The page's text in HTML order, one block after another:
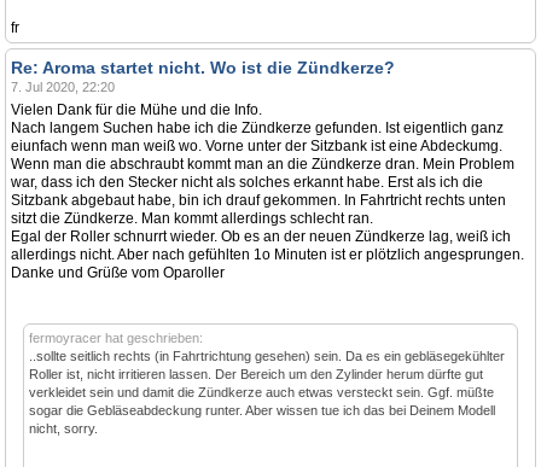
fr
Re: Aroma startet nicht. Wo ist die Zündkerze?
7. Jul 2020, 22:20
Vielen Dank für die Mühe und die Info.
Nach langem Suchen habe ich die Zündkerze gefunden. Ist eigentlich ganz
eiunfach wenn man weiß wo. Vorne unter der Sitzbank ist eine Abdeckumg.
Wenn man die abschraubt kommt man an die Zündkerze dran. Mein Problem
war, dass ich den Stecker nicht als solches erkannt habe. Erst als ich die
Sitzbank abgebaut habe, bin ich drauf gekommen. In Fahrtricht rechts unten
sitzt die Zündkerze. Man kommt allerdings schlecht ran.
Egal der Roller schnurrt wieder. Ob es an der neuen Zündkerze lag, weiß ich
allerdings nicht. Aber nach gefühlten 1o Minuten ist er plötzlich angesprungen.
Danke und Grüße vom Oparoller
fermoyracer hat geschrieben:
..sollte seitlich rechts (in Fahrtrichtung gesehen) sein. Da es ein gebläsegekühlter
Roller ist, nicht irritieren lassen. Der Bereich um den Zylinder herum dürfte gut
verkleidet sein und damit die Zündkerze auch etwas versteckt sein. Ggf. müßte
sogar die Gebläseabdeckung runter. Aber wissen tue ich das bei Deinem Modell
nicht, sorry.